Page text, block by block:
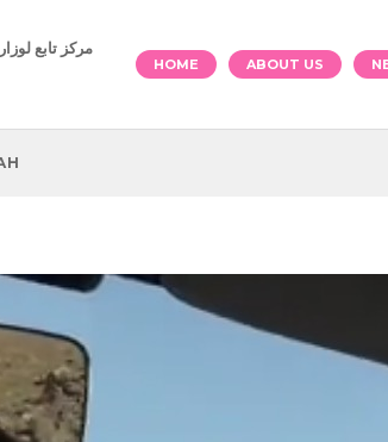
(العربية) مركز
HOME ABOUT US